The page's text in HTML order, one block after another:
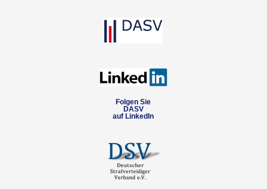
Folgen Sie
DASV
auf LinkedIn